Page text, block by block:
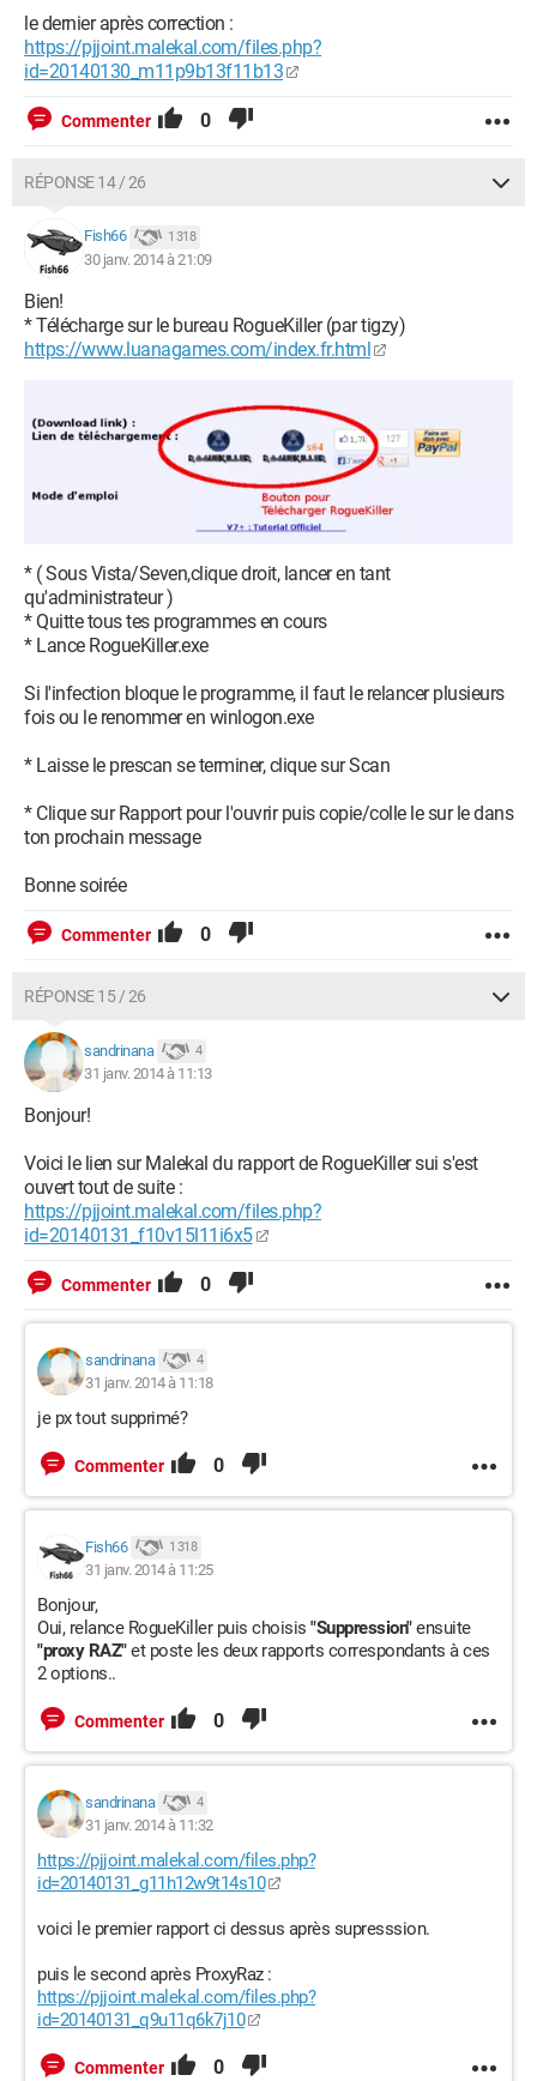
le dernier après correction :
https://pjjoint.malekal.com/files.php?
id=20140130_m11p9b13f11b13
Commenter 0
RÉPONSE 14 / 26
Fish66 1 318
30 janv. 2014 à 21:09
Bien!
* Télécharge sur le bureau RogueKiller (par tigzy)
https://www.luanagames.com/index.fr.html
* ( Sous Vista/Seven,clique droit, lancer en tant
qu'administrateur )
* Quitte tous tes programmes en cours
* Lance RogueKiller.exe
Si l'infection bloque le programme, il faut le relancer plusieurs
fois ou le renommer en winlogon.exe
* Laisse le prescan se terminer, clique sur Scan
* Clique sur Rapport pour l'ouvrir puis copie/colle le sur le dans
ton prochain message
Bonne soirée
Commenter 0
RÉPONSE 15 / 26
sandrinana 4
31 janv. 2014 à 11:13
Bonjour!
Voici le lien sur Malekal du rapport de RogueKiller sui s'est
ouvert tout de suite :
https://pjjoint.malekal.com/files.php?
id=20140131_f10v15l11i6x5
Commenter 0
sandrinana 4
31 janv. 2014 à 11:18
je px tout supprimé?
Commenter 0
Fish66 1 318
31 janv. 2014 à 11:25
Bonjour,
Oui, relance RogueKiller puis choisis "Suppression"ensuite
"proxy RAZ"et poste les deux rapports correspondants à ces
2 options..
Commenter 0
sandrinana 4
31 janv. 2014 à 11:32
https://pjjoint.malekal.com/files.php?
id=20140131_g11h12w9t14s10
voici le premier rapport ci dessus après supresssion.
puis le second après ProxyRaz :
https://pjjoint.malekal.com/files.php?
id=20140131_q9u11q6k7j10
Commenter 0